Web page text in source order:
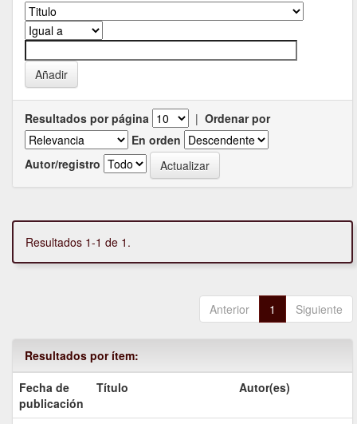
Resultados por página | Ordenar por
En orden
Autor/registro
Resultados 1-1 de 1.
Anterior 1 Siguiente
Resultados por ítem:
Fecha de
publicación
Título Autor(es)